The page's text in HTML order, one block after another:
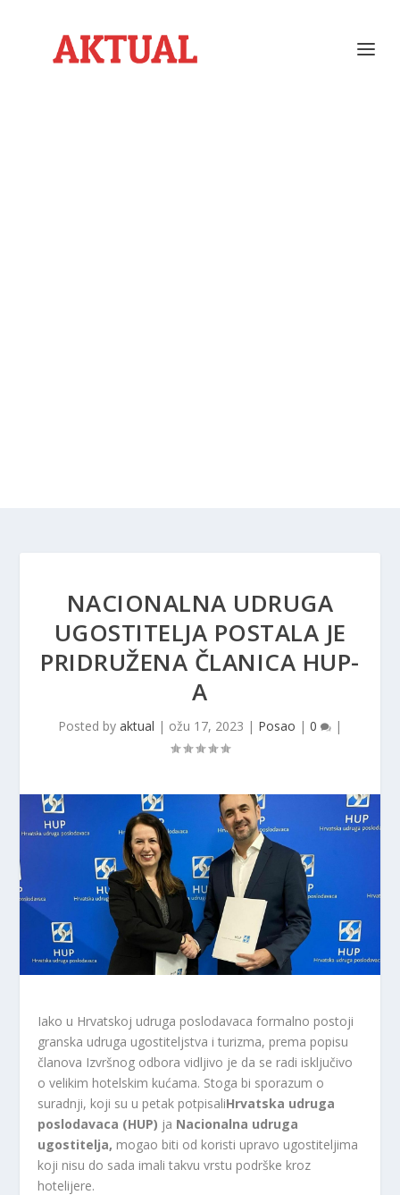
NACIONALNA UDRUGA
UGOSTITELJA POSTALA JE
PRIDRUŽENA ČLANICA HUP-
A
Posted by aktual | ožu 17, 2023 | Posao | 0 |
Iako u Hrvatskoj udruga poslodavaca formalno postoji
granska udruga ugostiteljstva i turizma, prema popisu
članova Izvršnog odbora vidljivo je da se radi isključivo
o velikim hotelskim kućama. Stoga bi sporazum o
suradnji, koji su u petak potpisaliHrvatska udruga
poslodavaca (HUP) ja Nacionalna udruga
ugostitelja, mogao biti od koristi upravo ugostiteljima
koji nisu do sada imali takvu vrstu podrške kroz
hotelijere.